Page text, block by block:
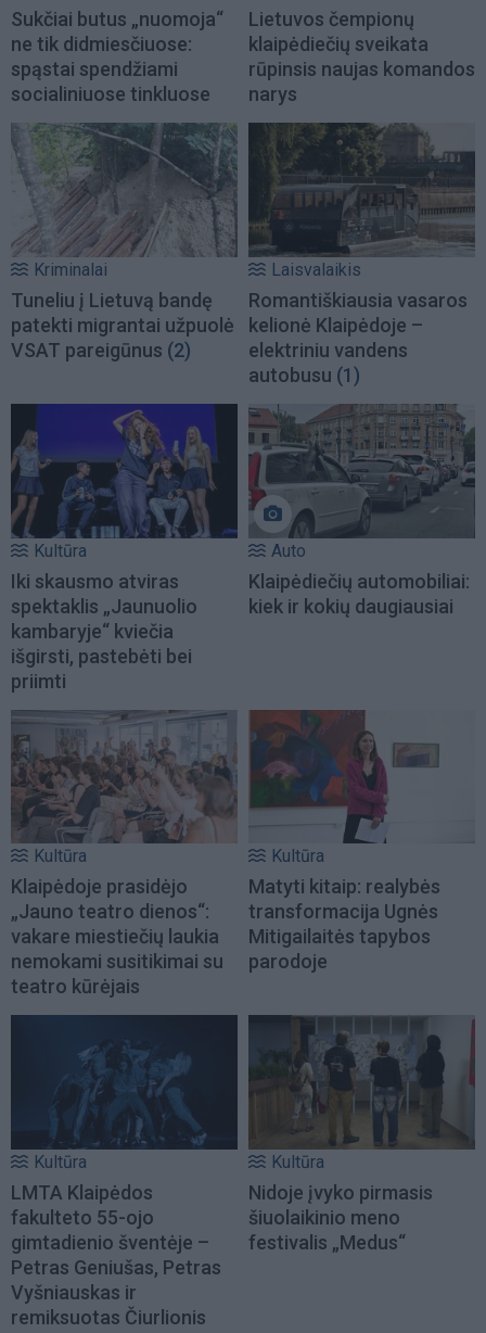
Sukčiai butus „nuomoja“
ne tik didmiesčiuose:
spąstai spendžiami
socialiniuose tinkluose
Lietuvos čempionų
klaipėdiečių sveikata
rūpinsis naujas komandos
narys
Kriminalai
Tuneliu į Lietuvą bandę
patekti migrantai užpuolė
VSAT pareigūnus (2)
Laisvalaikis
Romantiškiausia vasaros
kelionė Klaipėdoje –
elektriniu vandens
autobusu (1)
Kultūra
Iki skausmo atviras
spektaklis „Jaunuolio
kambaryje“ kviečia
išgirsti, pastebėti bei
priimti
Auto
Klaipėdiečių automobiliai:
kiek ir kokių daugiausiai
Kultūra
Klaipėdoje prasidėjo
„Jauno teatro dienos“:
vakare miestiečių laukia
nemokami susitikimai su
teatro kūrėjais
Kultūra
Matyti kitaip: realybės
transformacija Ugnės
Mitigailaitės tapybos
parodoje
Kultūra
LMTA Klaipėdos
fakulteto 55-ojo
gimtadienio šventėje –
Petras Geniušas, Petras
Vyšniauskas ir
remiksuotas Čiurlionis
Kultūra
Nidoje įvyko pirmasis
šiuolaikinio meno
festivalis „Medus“